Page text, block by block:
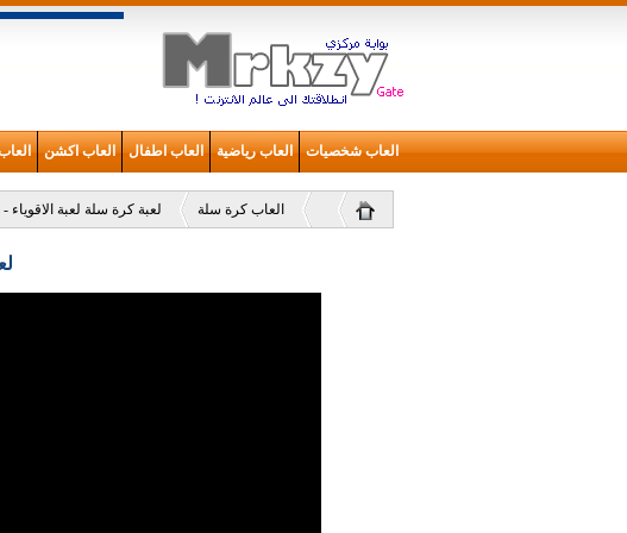
العاب شخصيات العاب رياضية العاب اطفال العاب اكشن
العاب كرة سلة لعبة كرة سلة لعبة